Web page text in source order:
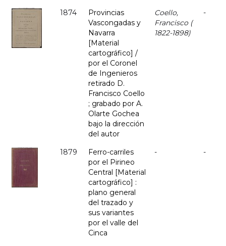
1874
Provincias
Vascongadas y
Navarra
[Material
cartográfico] /
por el Coronel
de Ingenieros
retirado D.
Francisco Coello
; grabado por A.
Olarte Gochea
bajo la dirección
del autor
Coello,
Francisco (
1822-1898)
-
1879
Ferro-carriles
por el Pirineo
Central [Material
cartográfico] :
plano general
del trazado y
sus variantes
por el valle del
Cinca
- -